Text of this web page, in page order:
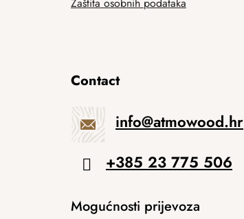
Zaštita osobnih podataka
Contact
info@atmowood.hr
+385 23 775 506
Mogućnosti prijevoza